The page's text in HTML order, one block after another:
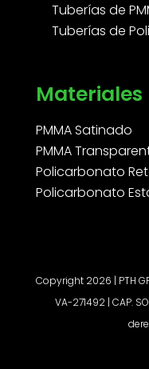
Tuberías de
Tuberías de
Materiales
PMMA Satinado
PMMA
Policarbonato
Policarbonato
Copyright 2026 | PTH
VA-271492 | CAP.